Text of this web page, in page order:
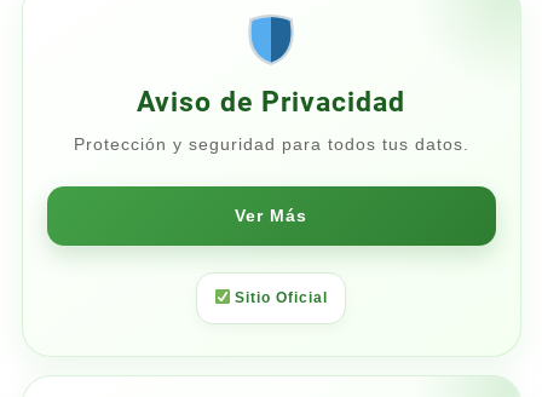
Aviso de Privacidad
Protección y seguridad para todos tus datos.
Ver Más
Sitio Oficial